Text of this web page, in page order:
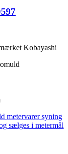
Kobayashi